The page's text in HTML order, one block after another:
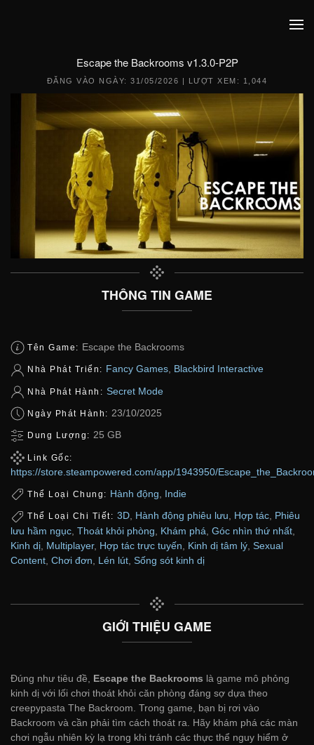
Escape the Backrooms v1.3.0-P2P
ĐĂNG VÀO NGÀY:31/05/2026 | LƯỢT XEM: 1,044
THÔNG TIN GAME
Tên Game: Escape the Backrooms
Nhà Phát Triển: Fancy Games, Blackbird Interactive
Nhà Phát Hành: Secret Mode
Ngày Phát Hành: 23/10/2025
Dung Lượng: 25 GB
Link Gốc:
https://store.steampowered.com/app/1943950/
Thể Loại Chung: Hành động Indie
Thể Loại Chi Tiết: 3D, Hành động phiêu lưu, Hợp tác, Phiêu
lưu hầm ngục Thoát khỏi phòng Khám phá Góc nhìn thứ nhất
Kinh dị Multiplayer, Hợp tác trực tuyến Kinh dị tâm lý Sexual
Content Chơi đơn Lén lút Sống sót kinh dị
GIỚI THIỆU GAME
Đúng như tiêu đề, Escape the Backrooms là game mô phỏng
kinh dị với lối chơi thoát khỏi căn phòng đáng sợ dựa theo
creepypasta The Backroom. Trong game, bạn bị rơi vào
Backroom và cần phải tìm cách thoát ra. Hãy khám phá các màn
chơi ngẫu nhiên kỳ lạ trong khi tránh các thực thể nguy hiểm ở